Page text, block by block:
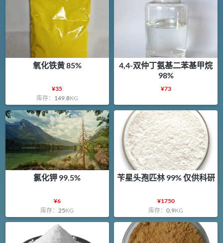
氧化铁黄 85%
¥35
库存： 149.8KG
4,4-双仲丁氨基二苯基甲烷
98%
¥73
氯化钾 99.5%
¥6
库存： 25KG
苄星头孢匹林 99% 仅供科研
¥1750
库存：0.9KG